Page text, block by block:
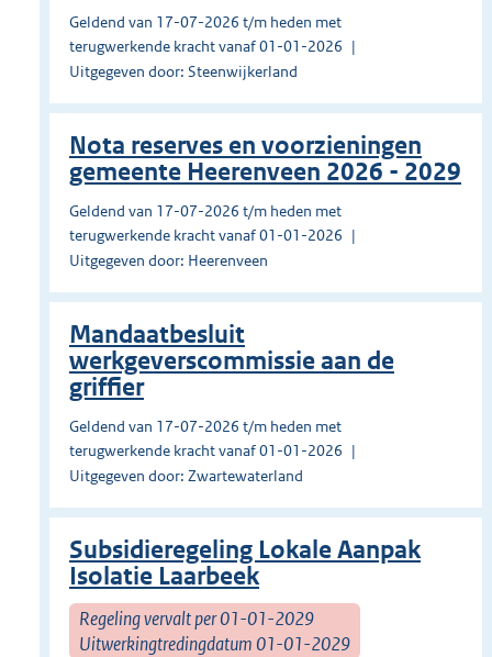
Geldend van 17-07-2026 t/m heden met
terugwerkende kracht vanaf 01-01-2026
Uitgegeven door: Steenwijkerland
Nota reserves en voorzieningen
gemeente Heerenveen 2026 - 2029
Geldend van 17-07-2026 t/m heden met
terugwerkende kracht vanaf 01-01-2026
Uitgegeven door: Heerenveen
Mandaatbesluit
werkgeverscommissie aan de
griffier
Geldend van 17-07-2026 t/m heden met
terugwerkende kracht vanaf 01-01-2026
Uitgegeven door: Zwartewaterland
Subsidieregeling Lokale Aanpak
Isolatie Laarbeek
Regeling vervalt per 01-01-2029
Uitwerkingtredingdatum 01-01-2029